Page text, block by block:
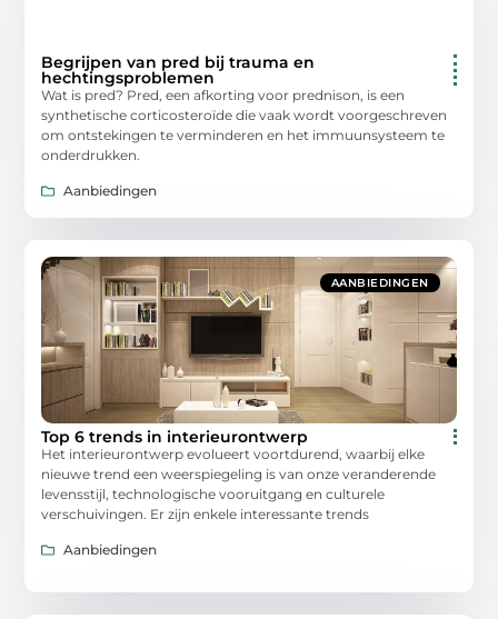
Begrijpen van pred bij trauma en
hechtingsproblemen
Wat is pred? Pred, een afkorting voor prednison, is een
synthetische corticosteroïde die vaak wordt voorgeschreven
om ontstekingen te verminderen en het immuunsysteem te
onderdrukken.
Aanbiedingen
AANBIEDINGEN
Top 6 trends in interieurontwerp
Het interieurontwerp evolueert voortdurend, waarbij elke
nieuwe trend een weerspiegeling is van onze veranderende
levensstijl, technologische vooruitgang en culturele
verschuivingen. Er zijn enkele interessante trends
Aanbiedingen